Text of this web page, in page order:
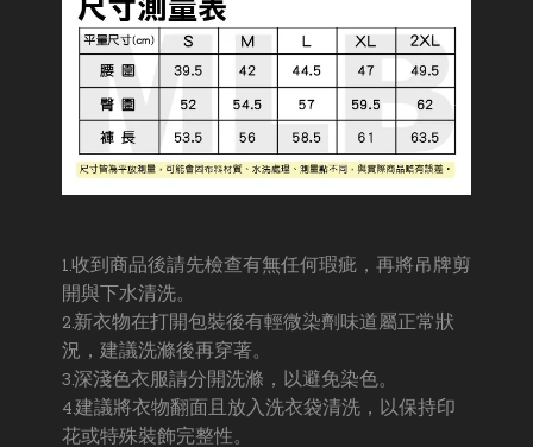
1.收到商品後請先檢查有無任何瑕疵，再將吊牌剪
開與下水清洗。
2.新衣物在打開包裝後有輕微染劑味道屬正常狀
況，建議洗滌後再穿著。
3.深淺色衣服請分開洗滌，以避免染色。
4.建議將衣物翻面且放入洗衣袋清洗，以保持印
花或特殊裝飾完整性。